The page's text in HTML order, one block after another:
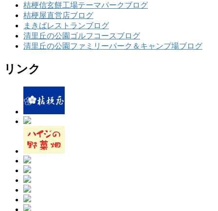
桔梗信玄餅工場テーマパークブログ
桔梗屋直営店ブログ
まきばレストランブログ
清里丘の公園ゴルフコースブログ
清里丘の公園ファミリーパーク＆キャンプ場ブログ
リンク